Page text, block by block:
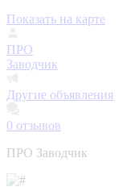
Показать на карте
ПРО
Заводчик
Другие объявления
0 отзывов
ПРО Заводчик